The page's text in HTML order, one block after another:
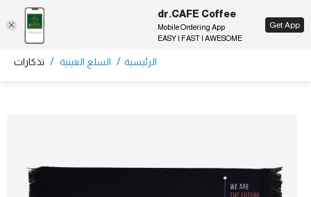
EN
الرئيسية / السلع العينية / تذكارات
dr.CAFE Coffee
Mobile Ordering App
EASY | FAST | AWESOME
Get App